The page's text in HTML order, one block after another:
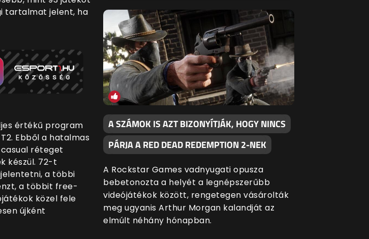
tartalmat jelent, ha
értékű program
Ebből a hatalmas
réteget
készül. 72-t
a többi
a többit free-
közel fele
újként
A SZÁMOK IS AZT BIZONYÍTJÁK, HOGY NINCS
PÁRJA A RED DEAD REDEMPTION 2-NEK
A Rockstar Games vadnyugati opusza
bebetonozta a helyét a legnépszerűbb
videójátékok között, rengetegen vásárolták
meg ugyanis Arthur Morgan kalandját az
elmúlt néhány hónapban.